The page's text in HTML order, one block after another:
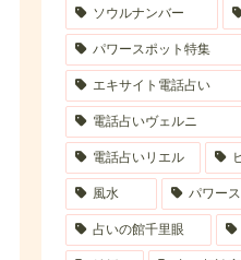
ソウルナンバー
パワースポット特集
エキサイト電話占い
電話占いヴェルニ
電話占いリエル
風水 パワー
占いの館千里眼